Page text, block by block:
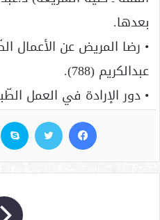
بعدها.
• رضا المريض عن الأعمال
عبدالكريم (788).
• دور الإرادة في العمل